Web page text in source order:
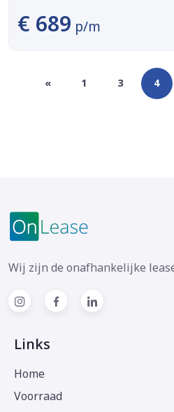
€ 689 p/m
« 1 3 4
Wij zijn de onafhankelijke
Links
Home
Voorraad